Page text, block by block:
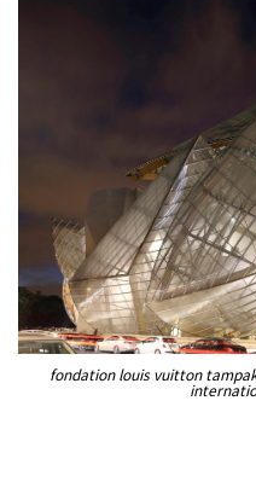
fondation louis vuitton